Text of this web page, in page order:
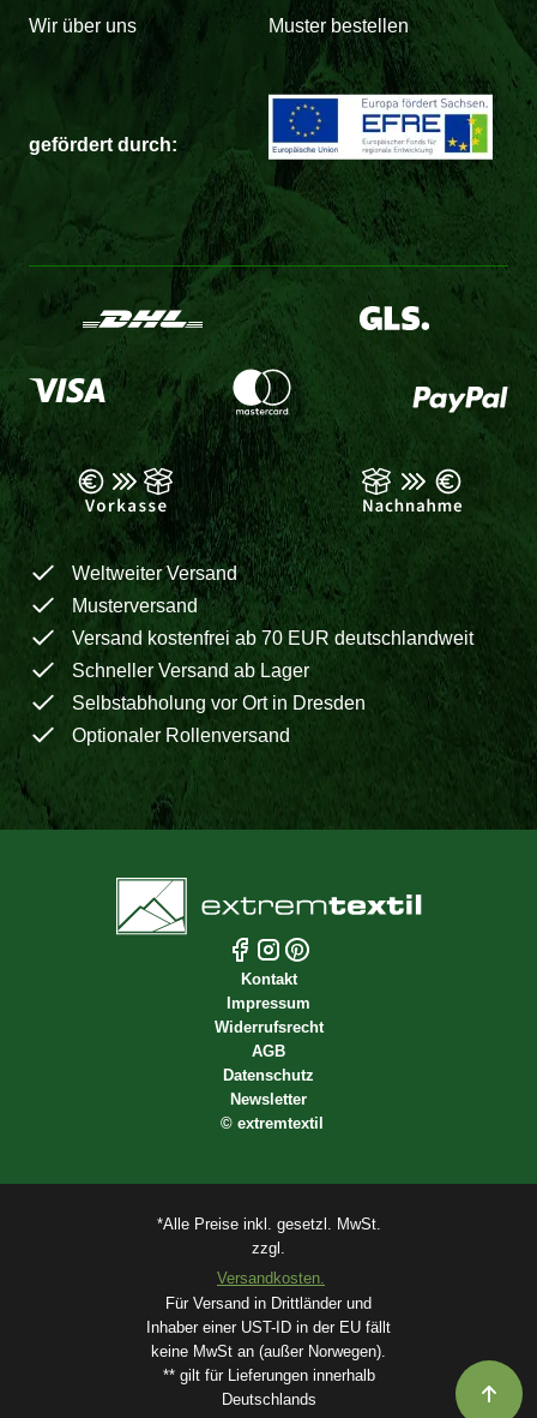
Wir über uns Muster bestellen
gefördert durch:
Weltweiter Versand
Musterversand
Versand kostenfrei ab 70 EUR deutschlandweit
Schneller Versand ab Lager
Selbstabholung vor Ort in Dresden
Optionaler Rollenversand
Kontakt
Impressum
Widerrufsrecht
AGB
Datenschutz
Newsletter
© extremtextil
*Alle Preise inkl. gesetzl. MwSt.
zzgl.
Versandkosten.
Für Versand in Drittländer und
Inhaber einer UST-ID in der EU fällt
keine MwSt an (außer Norwegen).
** gilt für Lieferungen innerhalb
Deutschlands